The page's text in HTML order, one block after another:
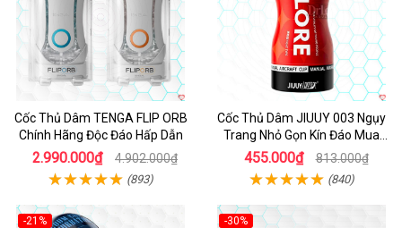
Cốc Thủ Dâm TENGA FLIP ORB
Chính Hãng Độc Đáo Hấp Dẫn
2.990.000₫ 4.902.000₫
(893)
Cốc Thủ Dâm JIUUY 003 Ngụy
Trang Nhỏ Gọn Kín Đáo Mua
Ngay
455.000₫ 813.000₫
(840)
-21%
-30%